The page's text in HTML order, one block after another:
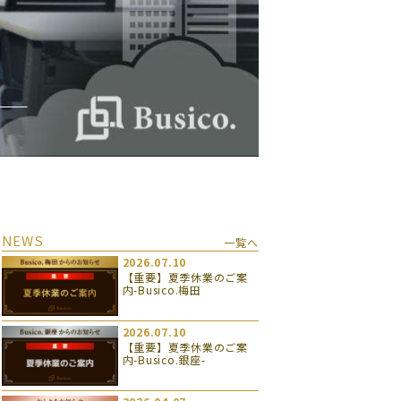
NEWS
一覧へ
2026.07.10
【重要】夏季休業のご案
内-Busico.梅田
2026.07.10
【重要】夏季休業のご案
内-Busico.銀座-